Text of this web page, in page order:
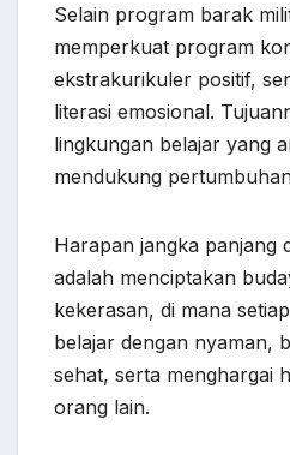
Selain program barak
memperkuat program
ekstrakurikuler positif,
literasi emosional.
lingkungan belajar yang
mendukung
Harapan jangka panjang
adalah menciptakan
kekerasan, di mana
belajar dengan nyaman,
sehat, serta menghargai
orang lain.